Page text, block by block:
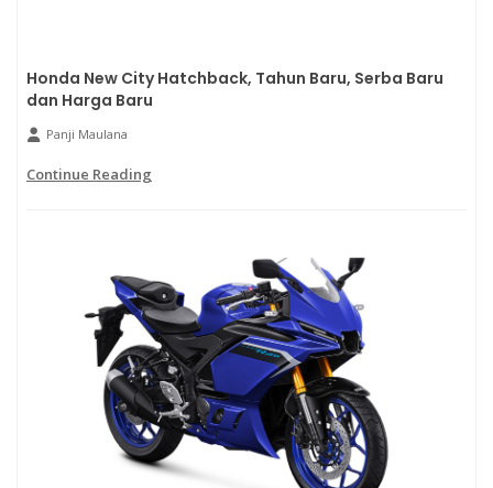
Honda New City Hatchback, Tahun Baru, Serba Baru
dan Harga Baru
Panji Maulana
Continue Reading